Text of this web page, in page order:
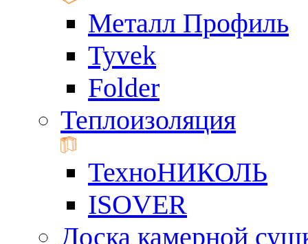
Металл Профиль
Tyvek
Folder
Теплоизоляция
ТехноНИКОЛЬ
ISOVER
Доска камерной